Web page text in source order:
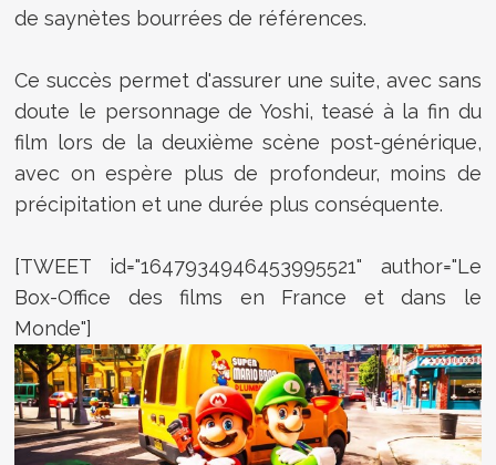
de saynètes bourrées de références.
Ce succès permet d'assurer une suite, avec sans
doute le personnage de Yoshi, teasé à la fin du
film lors de la deuxième scène post-générique,
avec on espère plus de profondeur, moins de
précipitation et une durée plus conséquente.
[TWEET id="1647934946453995521" author="Le
Box-Office des films en France et dans le
Monde"]